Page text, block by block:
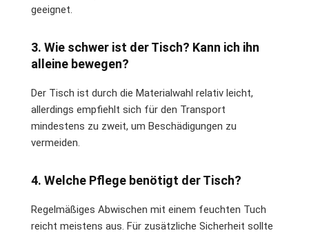
geeignet.
3. Wie schwer ist der Tisch? Kann ich ihn
alleine bewegen?
Der Tisch ist durch die Materialwahl relativ leicht,
allerdings empfiehlt sich für den Transport
mindestens zu zweit, um Beschädigungen zu
vermeiden.
4. Welche Pflege benötigt der Tisch?
Regelmäßiges Abwischen mit einem feuchten Tuch
reicht meistens aus. Für zusätzliche Sicherheit sollte